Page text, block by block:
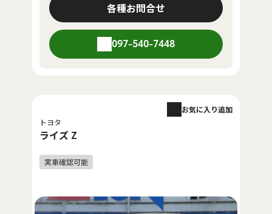
各種お問合せ
097-540-7448
トヨタ
ライズ Z
お気に入り追加